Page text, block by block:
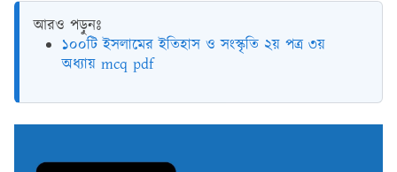
আরও পড়ুনঃ
১০০টি ইসলামের ইতিহাস ও সংস্কৃতি ২য় পত্র ৩য়
অধ্যায় mcq pdf